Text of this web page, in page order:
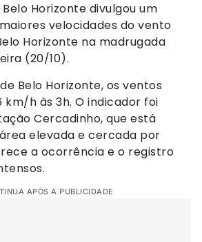
Horizonte divulgou um
velocidades do vento
Horizonte na madrugada
(20/10).
Belo Horizonte, os ventos
h às 3h. O indicador foi
Cercadinho, que está
elevada e cercada por
a ocorrência e o registro
APÓS A PUBLICIDADE